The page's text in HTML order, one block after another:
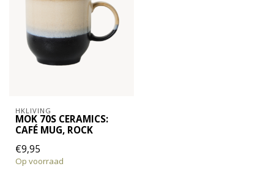
HKLIVING
MOK 70S CERAMICS:
CAFÉ MUG, ROCK
€9,95
Op voorraad